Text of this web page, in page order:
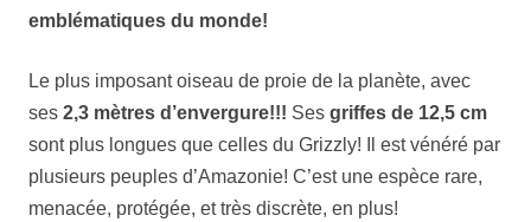
emblématiques du monde!
Le plus imposant oiseau de proie de la planète, avec
ses 2,3 mètres d’envergure!!! Ses griffes de 12,5 cm
sont plus longues que celles du Grizzly! Il est vénéré par
plusieurs peuples d’Amazonie! C’est une espèce rare,
menacée, protégée, et très discrète, en plus!